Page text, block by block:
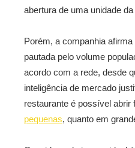
abertura de uma unidade da
Porém, a companhia
pautada pelo volume
acordo com a rede, desde
inteligência de mercado
restaurante é possível abrir
pequenas, quanto em